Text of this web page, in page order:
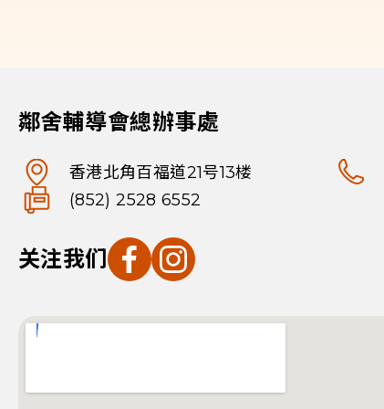
鄰舍輔導會總辦事處
香港北角百福道21号13楼
(852) 2528 6552
关注我们